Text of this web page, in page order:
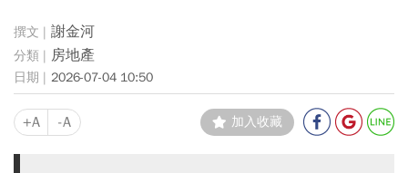
謝金河
房地產
2026-07-04 10:50
+A -A 加入收藏